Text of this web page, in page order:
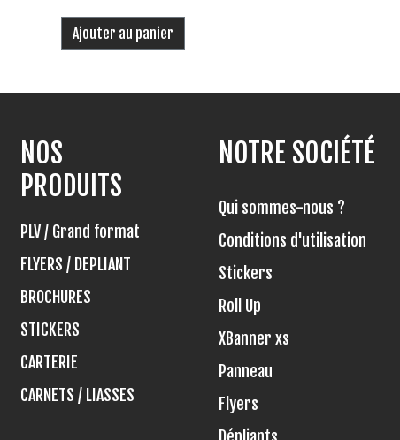
Ajouter au panier
NOS
PRODUITS
PLV / Grand format
FLYERS / DEPLIANT
BROCHURES
STICKERS
CARTERIE
CARNETS / LIASSES
NOTRE SOCIÉTÉ
Qui sommes-nous ?
Conditions d'utilisation
Stickers
Roll Up
XBanner xs
Panneau
Flyers